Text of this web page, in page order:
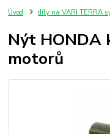
Úvod díly na VARI TERRA
Nýt HONDA
motorů